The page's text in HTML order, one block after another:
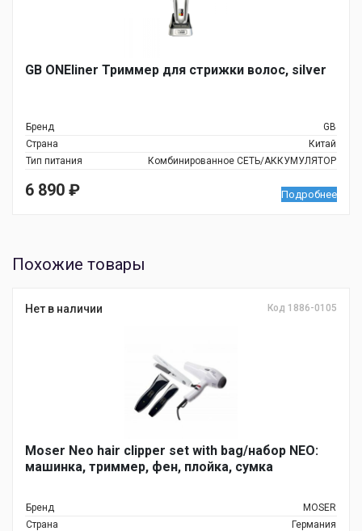
GB ONEliner Триммер для стрижки волос, silver
Бренд
GB
Страна
Китай
Тип питания
Комбинированное СЕТЬ/АККУМУЛЯТОР
6 890 ₽ Подробнее
Похожие товары
Нет в наличии Код 1886-0105
Moser Neo hair clipper set with bag/набор NEO:
машинка, триммер, фен, плойка, сумка
Бренд
MOSER
Страна
Германия